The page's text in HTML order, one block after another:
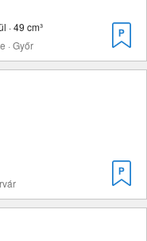
· 49 cm³
· Győr